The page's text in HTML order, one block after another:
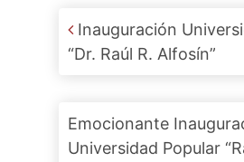
Post navigation
Inauguración
“Dr. Raúl R. Alfosín”
Emocionante
Universidad Popular